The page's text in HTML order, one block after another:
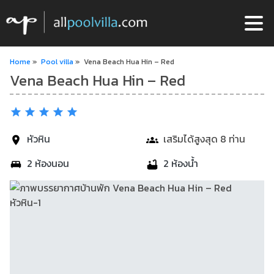
Home » Pool villa » Vena Beach Hua Hin – Red
Vena Beach Hua Hin – Red
หัวหิน
เสริมได้สูงสุด 8 ท่าน
2 ห้องนอน
2 ห้องน้ำ